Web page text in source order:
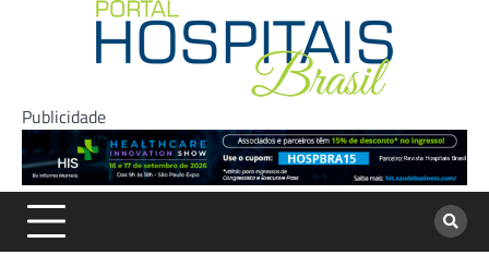
Publicidade